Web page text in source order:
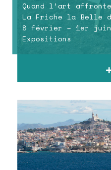
Quand l’art
La Friche la Belle
8 février – 1er juin
Expositions